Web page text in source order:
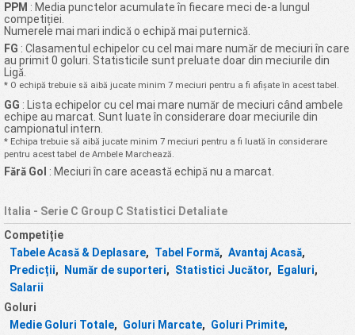
PPM : Media punctelor acumulate în fiecare meci de-a lungul
competiției.
Numerele mai mari indică o echipă mai puternică.
FG : Clasamentul echipelor cu cel mai mare număr de meciuri în care
au primit 0 goluri. Statisticile sunt preluate doar din meciurile din
Ligă.
* O echipă trebuie să aibă jucate minim 7 meciuri pentru a fi afișate în acest tabel.
GG : Lista echipelor cu cel mai mare număr de meciuri când ambele
echipe au marcat. Sunt luate în considerare doar meciurile din
campionatul intern.
* Echipa trebuie să aibă jucate minim 7 meciuri pentru a fi luată în considerare
pentru acest tabel de Ambele Marchează.
Fără Gol : Meciuri în care această echipă nu a marcat.
Italia - Serie C Group C Statistici Detaliate
Competiție
Tabele Acasă & Deplasare, Tabel Formă, Avantaj Acasă,
Predicții, Număr de suporteri, Statistici Jucător, Egaluri,
Salarii
Goluri
Medie Goluri Totale, Goluri Marcate, Goluri Primite,